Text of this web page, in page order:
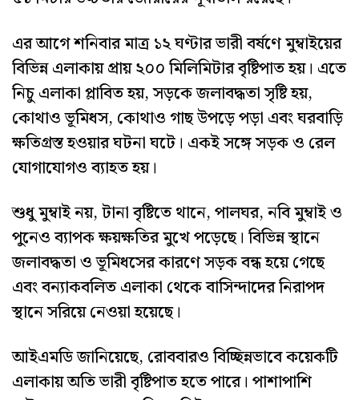
এর আগে শনিবার মাত্র ১২ ঘণ্টার ভারী বর্ষণে মুম্বাইয়ের
বিভিন্ন এলাকায় প্রায় ২০০ মিলিমিটার বৃষ্টিপাত হয়। এতে
নিচু এলাকা প্লাবিত হয়, সড়কে জলাবদ্ধতা সৃষ্টি হয়,
কোথাও ভূমিধস, কোথাও গাছ উপড়ে পড়া এবং ঘরবাড়ি
ক্ষতিগ্রস্ত হওয়ার ঘটনা ঘটে। একই সঙ্গে সড়ক ও রেল
যোগাযোগও ব্যাহত হয়।
শুধু মুম্বাই নয়, টানা বৃষ্টিতে থানে, পালঘর, নবি মুম্বাই ও
পুনেও ব্যাপক ক্ষয়ক্ষতির মুখে পড়েছে। বিভিন্ন স্থানে
জলাবদ্ধতা ও ভূমিধসের কারণে সড়ক বন্ধ হয়ে গেছে
এবং বন্যাকবলিত এলাকা থেকে বাসিন্দাদের নিরাপদ
স্থানে সরিয়ে নেওয়া হয়েছে।
আইএমডি জানিয়েছে, রোববারও বিচ্ছিন্নভাবে কয়েকটি
এলাকায় অতি ভারী বৃষ্টিপাত হতে পারে। পাশাপাশি